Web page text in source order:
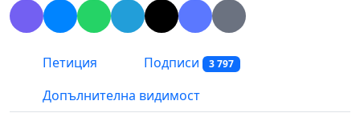
Петиция Подписи 3 797
Допълнителна видимост